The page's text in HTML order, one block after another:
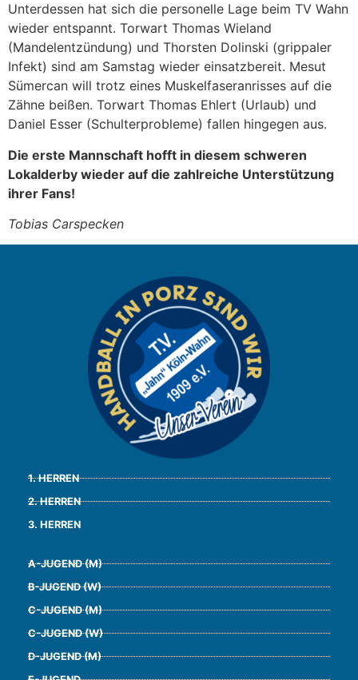
Unterdessen hat sich die personelle Lage beim TV Wahn
wieder entspannt. Torwart Thomas Wieland
(Mandelentzündung) und Thorsten Dolinski (grippaler
Infekt) sind am Samstag wieder einsatzbereit. Mesut
Sümercan will trotz eines Muskelfaseranrisses auf die
Zähne beißen. Torwart Thomas Ehlert (Urlaub) und
Daniel Esser (Schulterprobleme) fallen hingegen aus.
Die erste Mannschaft hofft in diesem schweren
Lokalderby wieder auf die zahlreiche Unterstützung
ihrer Fans!
Tobias Carspecken
1. HERREN
2. HERREN
3. HERREN
A-JUGEND (M)
B-JUGEND (W)
C-JUGEND (M)
C-JUGEND (W)
D-JUGEND (M)